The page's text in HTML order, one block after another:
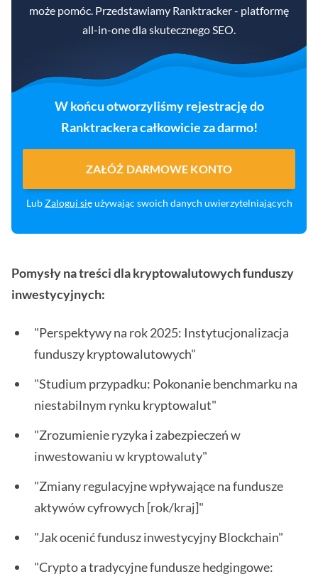
może pomóc. Przedstawiamy Ranktracker - platformę
all-in-one dla skutecznego SEO.
W końcu otworzyliśmy rejestrację do
Ranktrackera całkowicie za darmo!
ZAŁÓŻ DARMOWE KONTO
LubZaloguj sięużywając swoich danych uwierzytelniających
Pomysły na treści dla kryptowalutowych funduszy
inwestycyjnych:
"Perspektywy na rok 2025: Instytucjonalizacja
funduszy kryptowalutowych"
"Studium przypadku: Pokonanie benchmarku na
niestabilnym rynku kryptowalut"
"Zrozumienie ryzyka i zabezpieczeń w
inwestowaniu w kryptowaluty"
"Zmiany regulacyjne wpływające na fundusze
aktywów cyfrowych [rok/kraj]"
"Jak ocenić fundusz inwestycyjny Blockchain"
"Crypto a tradycyjne fundusze hedgingowe: